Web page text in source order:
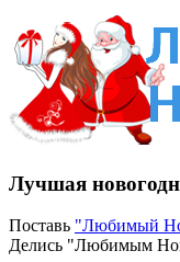
Лучшая
Поставь "Любимый
Делись "Любимым